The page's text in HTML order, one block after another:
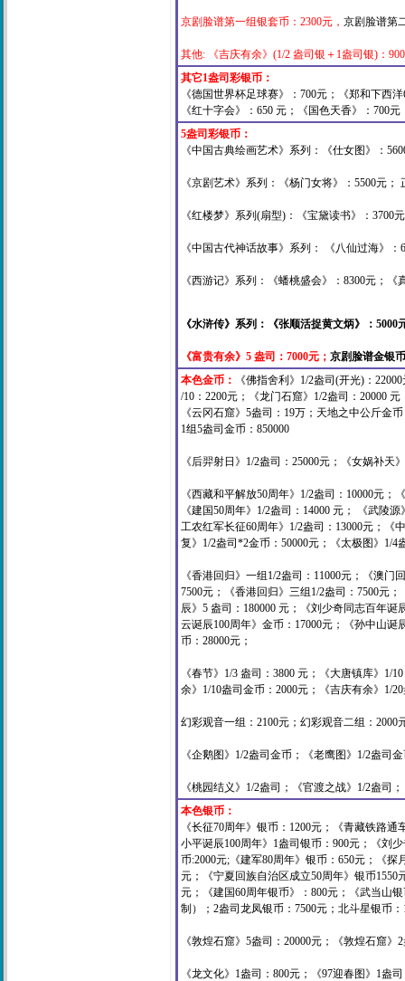
京剧脸谱第一组银套币：2300元， 京剧脸谱第
其他: 《吉庆有余》(1/2 盎司银＋1盎司银)：
其它1盎司彩银币：
《德国世界杯足球赛》：700元；《郑和下西
《红十字会》：650 元；《国色天香》：700
5盎司彩银币：
《中国古典绘画艺术》系列：《仕女图》：
《京剧艺术》系列：《杨门女将》：5500元
《红楼梦》系列(扇型)：《宝黛读书》：3700
《中国古代神话故事》系列： 《八仙过海》
《西游记》系列：《蟠桃盛会》：8300元；
《水浒传》系列：《张顺活捉黄文炳》：
《富贵有余》5 盎司：7000元； 京剧脸谱金银
本色金币：
《佛指舍利》1/2盎司(开光)：
/10：2200元；《龙门石窟》1/2盎司：20000
《云冈石窟》5盎司：19万； 天地之中公斤金
1组5盎司金币：850000
《后羿射日》1/2盎司：25000元；《女娲补
《西藏和平解放50周年》1/2盎司：10000元
《建国50周年》1/2盎司：14000 元； 《武陵
工农红军长征60周年》1/2盎司：13000元；《
复》1/2盎司*2金币：50000元；《太极图》1/
《香港回归》一组1/2盎司：11000元；《澳
7500元；《香港回归》三组1/2盎司：7500元
辰》5 盎司：180000 元；《刘少奇同志百年
云诞辰100周年》金币：17000元；《孙中山诞
币：28000元；
《春节》1/3 盎司：3800 元；《大唐镇库》1/
余》1/10盎司金币：2000元；《吉庆有余》1/
幻彩观音一组：2100元；幻彩观音二组：
《企鹅图》1/2盎司金币；《老鹰图》1/2盎司
《桃园结义》1/2盎司；《官渡之战》1/2盎司
本色银币：
《长征70周年》银币：1200元；《青藏铁路
小平诞辰100周年》1盎司银币：900元；《刘
币:2000元;《建军80周年》银币：650元；《
元；《宁夏回族自治区成立50周年》银币1550
元；《建国60周年银币》：800元；《武当山
制）；2盎司龙凤银币：7500元；北斗星银币：
《敦煌石窟》5盎司：20000元；《敦煌石窟
《龙文化》1盎司：800元；《97迎春图》1盎